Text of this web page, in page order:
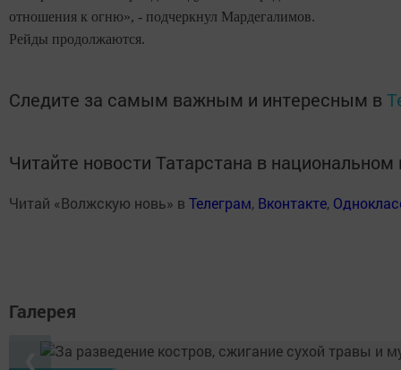
отношения к огню», - подчеркнул Мардегалимов.
Рейды продолжаются.
Следите за самым важным и интересным в
Читайте новости Татарстана в
Читай «Волжскую новь» в Телеграм, Вконтакте,
Галерея